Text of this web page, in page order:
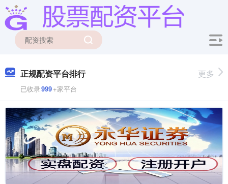
正规配资平台排行
已收录999+家平台
更多